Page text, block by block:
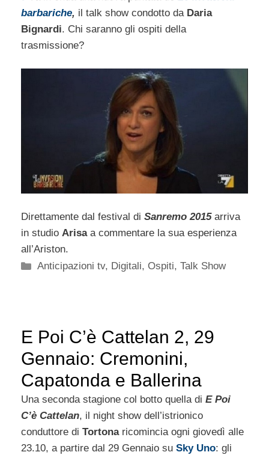
barbariche, il talk show condotto da Daria
Bignardi. Chi saranno gli ospiti della
trasmissione?
Direttamente dal festival di Sanremo 2015 arriva
in studio Arisaa commentare la sua esperienza
all’Ariston.
Categorie
Anticipazioni tv, Digitali,Ospiti,Talk Show
E Poi C’è Cattelan 2, 29
Gennaio: Cremonini,
Capatonda e Ballerina
Una seconda stagione col botto quella di E Poi
C’è Cattelan, il night show dell’istrionico
conduttore di Tortonaricomincia ogni giovedì alle
23.10, a partire dal 29 Gennaio su Sky Uno: gli